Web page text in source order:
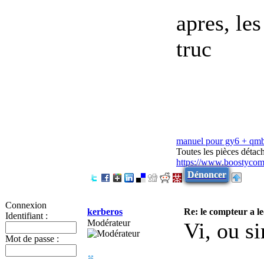
Connexion
Identifiant :
Mot de passe :
apres,
truc
manuel pour gy6 +
Toutes les pièces
https://
Dénoncer
kerberos
Re: le compteur a
Modérateur
Vi, ou